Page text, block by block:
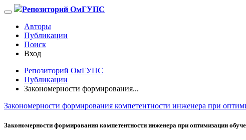
Репозиторий ОмГУПС
Авторы
Публикации
Поиск
Вход
Репозиторий ОмГУПС
Публикации
Закономерности формирования...
Закономерности формирования компетентности инженера при
Закономерности формирования компетентности инженера при оптимизации